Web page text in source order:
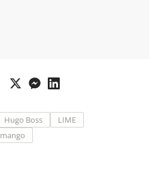
Hugo Boss
LIME
mango